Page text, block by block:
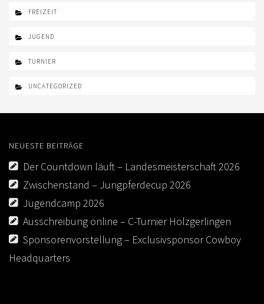
FREIZEIT
JUGEND
TURNIER
UNCATEGORIZED
NEUESTE BEITRÄGE
Der Countdown läuft – Landesmeisterschaft 2026
Zwischenstand – Jungpferdecup 2026
Jugendcamp 2026
Ausschreibung online – C-Turnier Holzgerlingen
Sponsorenvorstellung – Exclusivsponsor Cowboy
Headquarters